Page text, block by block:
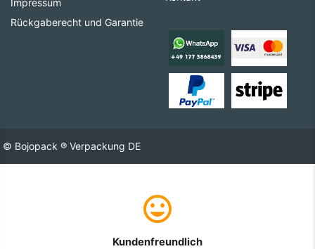
Rückgaberecht und Garantie
© Bojopack ® Verpackung DE
Kundenfreundlich